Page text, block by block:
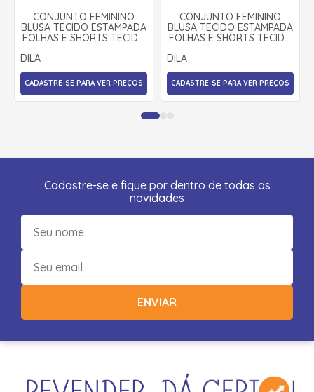
CONJUNTO FEMININO
BLUSA TECIDO ESTAMPADA
FOLHAS E SHORTS TECIDO
04088 - DILA
DILA
CADASTRE-SE PARA VER PREÇOS
CONJUNTO FEMININO
BLUSA TECIDO ESTAMPADA
FOLHAS E SHORTS TECIDO
04088 - DILA
DILA
CADASTRE-SE PARA VER PREÇOS
Cadastre-se e fique por dentro de todas as
novidades
ENVIAR